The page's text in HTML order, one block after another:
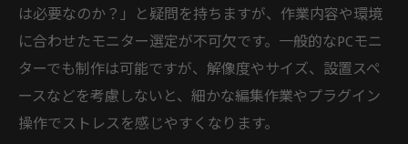
DTMモニター上下配置で視認性を向上させ
る
ウルトラワイドモニターで広がるDTM制作
環境
ウルトラワイドから24インチまでDTM画面構成
は必要なのか？」と疑問を持ちますが、作業内容や環境
に合わせたモニター選定が不可欠です。一般的なPCモニ
ターでも制作は可能ですが、解像度やサイズ、設置スペ
ースなどを考慮しないと、細かな編集作業やプラグイン
操作でストレスを感じやすくなります。